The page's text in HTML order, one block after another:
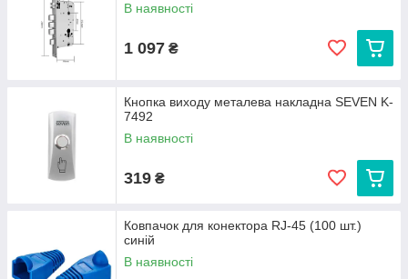
В наявності
1 097 ₴
Кнопка виходу металева накладна SEVEN K-
7492
В наявності
319 ₴
Ковпачок для конектора RJ-45 (100 шт.)
синій
В наявності